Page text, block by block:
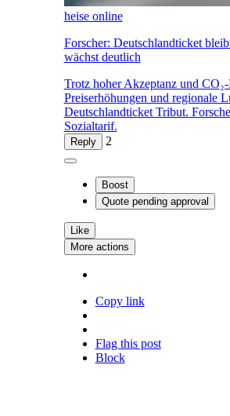
heise online
Forscher: Deutschlandticket
wächst deutlich
Trotz hoher Akzeptanz und
Preiserhöhungen und regionale
Deutschlandticket Tribut.
Sozialtarif.
Reply 2
Boost
Quote pending approval
Like
More actions
Copy link
Flag this post
Block